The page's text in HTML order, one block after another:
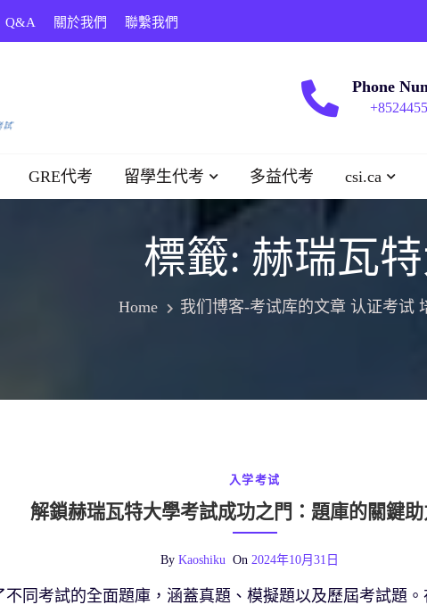
Q&A 關於我們 聯繫我們
Phone
GRE代考 留學生代考 多益代考 csi.ca
標籤: 赫瑞瓦
Home 我们博客-考试库的文章 认证考试
入学考试
解鎖赫瑞瓦特大學考試成功之門：題庫的關鍵
By Kaoshiku On 2024年10月31日
不同考試的全面題庫，涵蓋真題、模擬題以及歷屆考試題